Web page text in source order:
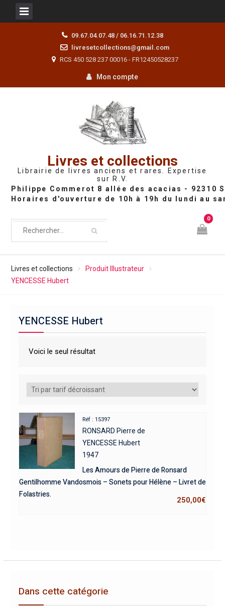
09.67.04.07.48 / 06.16.71.12.38
livresetcollections@gmail.com
RCS 450 528 237 00016 - FR12450528237
Mon compte
Livres et collections
Librairie de livres anciens et rares. Expertise
sur R.V.
0
Livres et collections
Produit Illustrateur
YENCESSE Hubert
YENCESSE Hubert
Voici le seul résultat
Réf : 15397
RONSARD Pierre de
YENCESSE Hubert
1947
Les Amours de Pierre de Ronsard
Gentilhomme Vandosmois – Sonets pour Hélène – Livret de
Folastries.
250,00€
Dans cette catégorie